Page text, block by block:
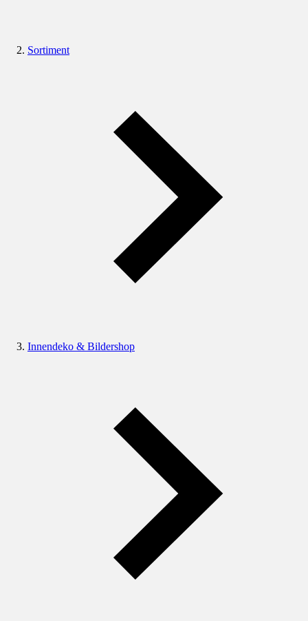
Sortiment
Innendeko & Bildershop